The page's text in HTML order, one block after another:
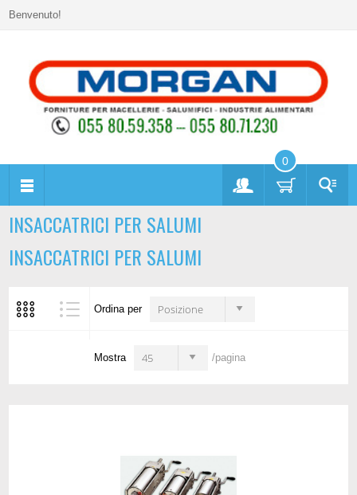
Benvenuto!
0
INSACCATRICI PER SALUMI
INSACCATRICI PER SALUMI
Ordina per Posizione
Mostra 45 /pagina